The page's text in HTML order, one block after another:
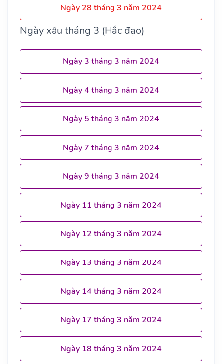
Ngày 28 tháng 3 năm 2024
Ngày xấu tháng 3 (Hắc đạo)
Ngày 3 tháng 3 năm 2024
Ngày 4 tháng 3 năm 2024
Ngày 5 tháng 3 năm 2024
Ngày 7 tháng 3 năm 2024
Ngày 9 tháng 3 năm 2024
Ngày 11 tháng 3 năm 2024
Ngày 12 tháng 3 năm 2024
Ngày 13 tháng 3 năm 2024
Ngày 14 tháng 3 năm 2024
Ngày 17 tháng 3 năm 2024
Ngày 18 tháng 3 năm 2024